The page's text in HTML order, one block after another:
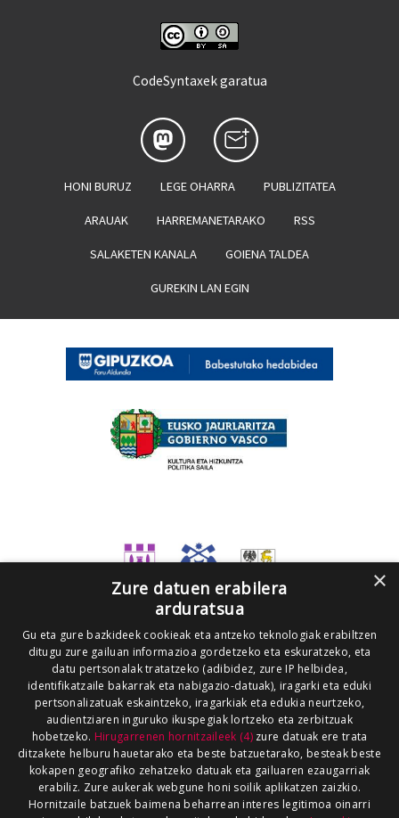
CodeSyntaxek garatua
HONI BURUZ LEGE OHARRA PUBLIZITATEA
ARAUAK HARREMANETARAKO RSS
SALAKETEN KANALA GOIENA TALDEA
GUREKIN LAN EGIN
×
Zure datuen erabilera
arduratsua
Gu eta gure bazkideek cookieak eta antzeko teknologiak erabiltzen
ditugu zure gailuan informazioa gordetzeko eta eskuratzeko, eta
datu pertsonalak tratatzeko (adibidez, zure IP helbidea,
identifikatzaile bakarrak eta nabigazio-datuak), iragarki eta eduki
pertsonalizatuak eskaintzeko, iragarkiak eta edukia neurtzeko,
audientziaren inguruko ikuspegiak lortzeko eta zerbitzuak
hobetzeko. Hirugarrenen hornitzaileek (4)zure datuak ere trata
ditzakete helburu hauetarako eta beste batzuetarako, besteak beste
kokapen geografiko zehatzeko datuak eta gailuaren ezaugarriak
erabiliz. Zure aukerak webgune honi soilik aplikatzen zaizkio.
Hornitzaile batzuek baimena beharrean interes legitimoa oinarri